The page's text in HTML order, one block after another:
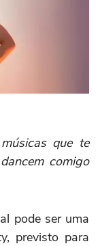
que te
comigo
pode ser uma
previsto para